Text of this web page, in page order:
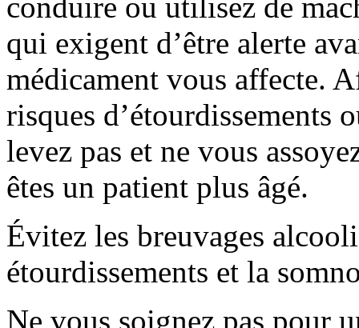
qui exigent d’être alerte
médicament vous affecte.
risques d’étourdissements
levez pas et ne vous
êtes un patient plus âgé.
Évitez les breuvages
étourdissements et la
Ne vous soignez pas pour